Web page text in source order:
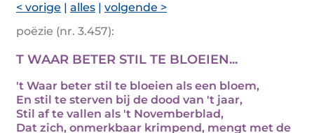
< vorige | alles | volgende >
poëzie (nr. 3.457):
T WAAR BETER STIL TE BLOEIEN...
't Waar beter stil te bloeien als een bloem,
En stil te sterven bij de dood van 't jaar,
Stil af te vallen als 't Novemberblad,
Dat zich, onmerkbaar krimpend, mengt met de